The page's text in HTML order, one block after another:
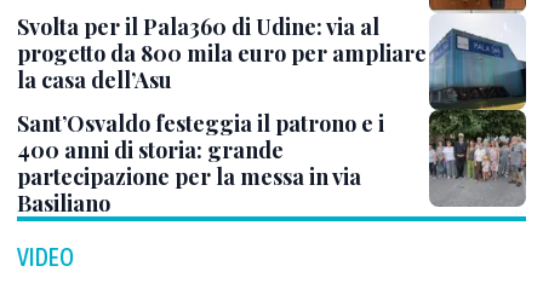
Svolta per il Pala360 di Udine: via al
progetto da 800 mila euro per ampliare
la casa dell’Asu
Sant’Osvaldo festeggia il patrono e i
400 anni di storia: grande
partecipazione per la messa in via
Basiliano
VIDEO